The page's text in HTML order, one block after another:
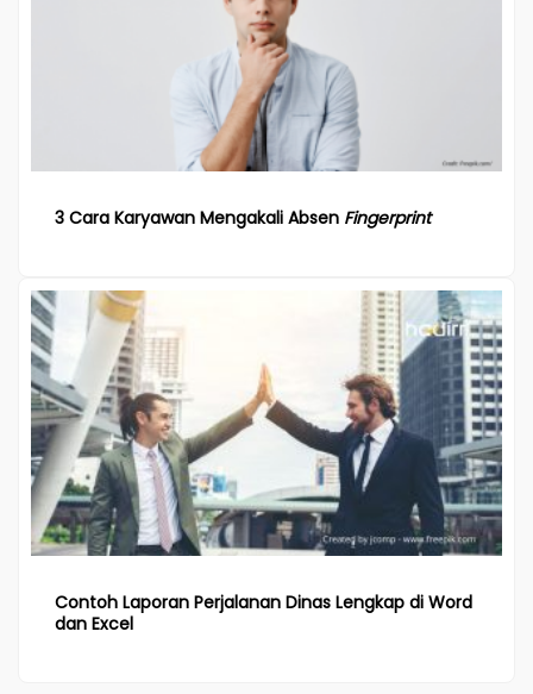
3 Cara Karyawan Mengakali Absen Fingerprint
Contoh Laporan Perjalanan Dinas Lengkap di Word
dan Excel